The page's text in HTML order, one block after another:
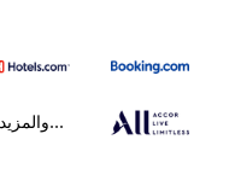
...والمزيد